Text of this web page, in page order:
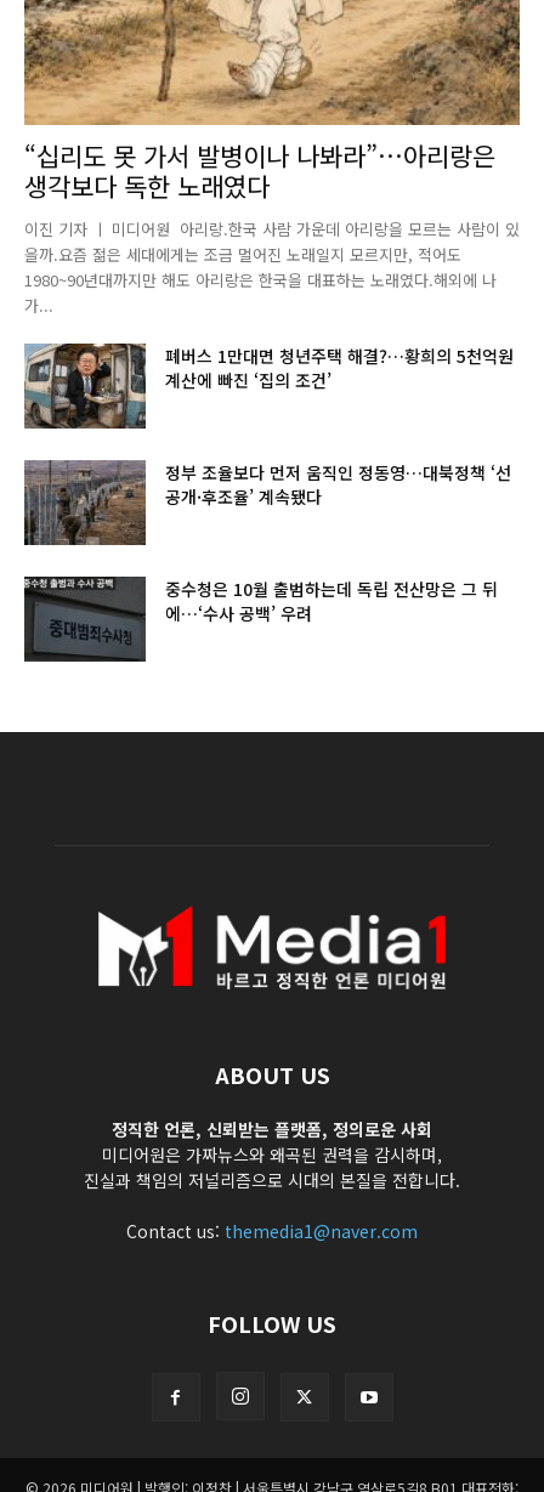
“십리도 못 가서 발병이나 나봐라”…아리랑은
생각보다 독한 노래였다
이진 기자 ㅣ 미디어원 아리랑.한국 사람 가운데 아리랑을 모르는 사람이 있
을까.요즘 젊은 세대에게는 조금 멀어진 노래일지 모르지만, 적어도
1980~90년대까지만 해도 아리랑은 한국을 대표하는 노래였다.해외에 나
가...
폐버스 1만대면 청년주택 해결?…황희의 5천억원
계산에 빠진 ‘집의 조건’
정부 조율보다 먼저 움직인 정동영…대북정책 ‘선
공개·후조율’ 계속됐다
중수청은 10월 출범하는데 독립 전산망은 그 뒤
에…‘수사 공백’ 우려
ABOUT US
정직한 언론, 신뢰받는 플랫폼, 정의로운 사회
미디어원은 가짜뉴스와 왜곡된 권력을 감시하며,
진실과 책임의 저널리즘으로 시대의 본질을 전합니다.
Contact us: themedia1@naver.com
FOLLOW US